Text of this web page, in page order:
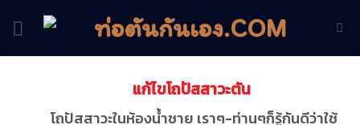
แก้ไขโถปัสสาวะตัน
โถปัสสาวะในห้องน้ำชาย เราๆ-ท่านๆก็รู้กันดีว่าใช้